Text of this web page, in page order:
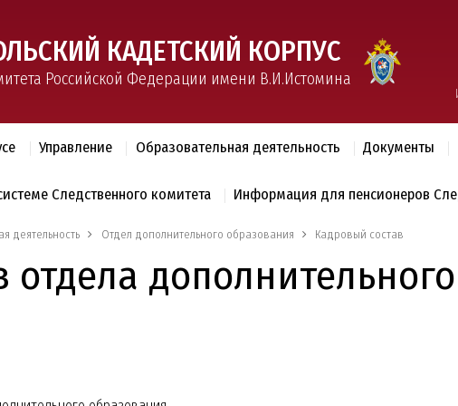
КАДЕТСКИЙ КОРПУС
Российской Федерации имени В.И.Истомина
Управление Образовательная деятельность Документы
Следственного комитета Информация для пенсионеров
деятельность Отдел дополнительного образования Кадровый состав
отдела дополнительного